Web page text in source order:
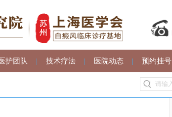
医护团队 | 技术疗法 | 医院动态 | 预约挂号